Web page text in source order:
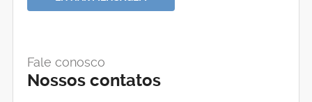
Fale conosco
Nossos contatos